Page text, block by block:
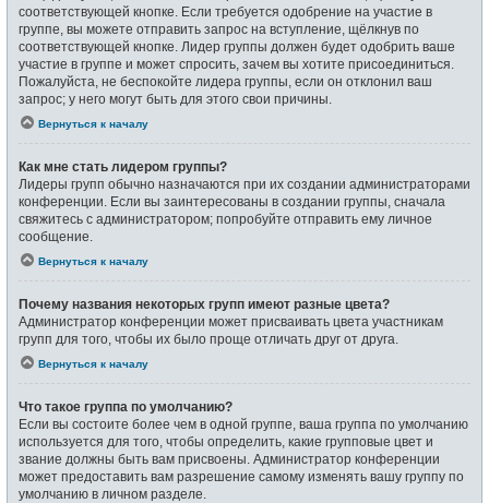
соответствующей кнопке. Если требуется одобрение на участие в
группе, вы можете отправить запрос на вступление, щёлкнув по
соответствующей кнопке. Лидер группы должен будет одобрить ваше
участие в группе и может спросить, зачем вы хотите присоединиться.
Пожалуйста, не беспокойте лидера группы, если он отклонил ваш
запрос; у него могут быть для этого свои причины.
Вернуться к началу
Как мне стать лидером группы?
Лидеры групп обычно назначаются при их создании администраторами
конференции. Если вы заинтересованы в создании группы, сначала
свяжитесь с администратором; попробуйте отправить ему личное
сообщение.
Вернуться к началу
Почему названия некоторых групп имеют разные цвета?
Администратор конференции может присваивать цвета участникам
групп для того, чтобы их было проще отличать друг от друга.
Вернуться к началу
Что такое группа по умолчанию?
Если вы состоите более чем в одной группе, ваша группа по умолчанию
используется для того, чтобы определить, какие групповые цвет и
звание должны быть вам присвоены. Администратор конференции
может предоставить вам разрешение самому изменять вашу группу по
умолчанию в личном разделе.